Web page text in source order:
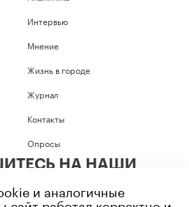
Интервью
Мнение
Жизнь в городе
Журнал
Контакты
Опросы
НА НАШИ
и аналогичные